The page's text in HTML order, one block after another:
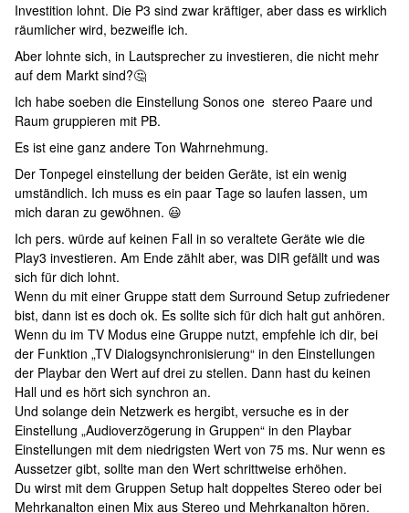
Investition lohnt. Die P3 sind zwar kräftiger, aber dass es wirklich
räumlicher wird, bezweifle ich.
Aber lohnte sich, in Lautsprecher zu investieren, die nicht mehr
auf dem Markt sind?🤔
Ich habe soeben die Einstellung Sonos one stereo Paare und
Raum gruppieren mit PB.
Es ist eine ganz andere Ton Wahrnehmung.
Der Tonpegel einstellung der beiden Geräte, ist ein wenig
umständlich. Ich muss es ein paar Tage so laufen lassen, um
mich daran zu gewöhnen. 😃
Ich pers. würde auf keinen Fall in so veraltete Geräte wie die
Play3 investieren. Am Ende zählt aber, was DIR gefällt und was
sich für dich lohnt.
Wenn du mit einer Gruppe statt dem Surround Setup zufriedener
bist, dann ist es doch ok. Es sollte sich für dich halt gut anhören.
Wenn du im TV Modus eine Gruppe nutzt, empfehle ich dir, bei
der Funktion „TV Dialogsynchronisierung“ in den Einstellungen
der Playbar den Wert auf drei zu stellen. Dann hast du keinen
Hall und es hört sich synchron an.
Und solange dein Netzwerk es hergibt, versuche es in der
Einstellung „Audioverzögerung in Gruppen“ in den Playbar
Einstellungen mit dem niedrigsten Wert von 75 ms. Nur wenn es
Aussetzer gibt, sollte man den Wert schrittweise erhöhen.
Du wirst mit dem Gruppen Setup halt doppeltes Stereo oder bei
Mehrkanalton einen Mix aus Stereo und Mehrkanalton hören.